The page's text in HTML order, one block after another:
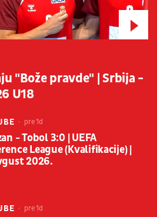
"Bože pravde" | Srbija -
U18
pre 1d
- Tobol 3:0 | UEFA
League (Kvalifikacije) |
2026.
pre 1d